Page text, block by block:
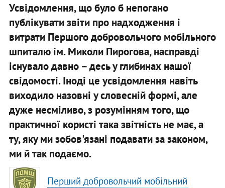
Усвідомлення, що було б непогано
публікувати звіти про надходження і
витрати Першого добровольчого мобільного
шпиталю ім. Миколи Пирогова, насправді
існувало давно – десь у глибинах нашої
свідомості. Іноді це усвідомлення навіть
виходило назовні у словесній формі, але
дуже несміливо, з розумінням того, що
практичної користі така звітність не має, а
ту, яку ми зобов'язані подавати за законом,
ми й так подаємо.
Перший добровольчий мобільний